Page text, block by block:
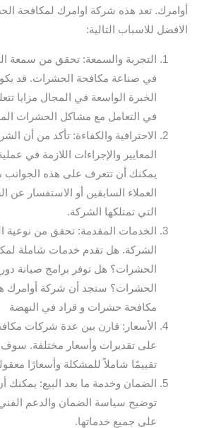
أوامرك. تعد هذه شركة اوامرك لمكافحة
الافضل للاسباب التالية:
التجربة والسمعة: تحقق من سمعة
في صناعة مكافحة الحشرات. قد
الخبرة الواسعة في المجال مزايا
في التعامل مع مشاكل الحشرات
الاحترافية والكفاءة: تأكد من أن
المعايير والإجراءات اللازمة في
يمكنك أن تتعرف على هذه الجوانب
العملاء السابقين أو الاستفسار عن
التي تمتلكها الشركة.
الخدمات المقدمة: تحقق من نوعية
الشركة. هل تقدم خدمات شاملة
الحشرات؟ هل توفر برامج صيانة
الحشرات؟ ستجد أن شركة
مكافحة حشرات و قراد في النهضة
الأسعار: قارن بين عدة شركات
على تقديرات وأسعار مختلفة. سوف
تقييمًا شاملاً للمشكلة وأسعارًا
الضمان وخدمة ما بعد البيع:
توضيح سياسة الضمان والدعم
على جميع خدماتها.